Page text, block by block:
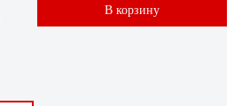
В корзину